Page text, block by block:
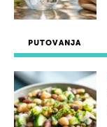
PUTOVANJA